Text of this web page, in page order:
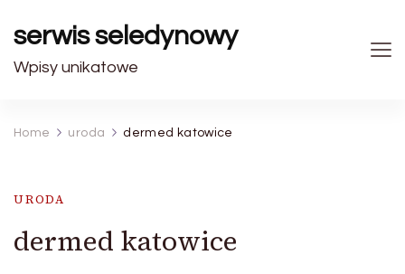
serwis seledynowy
Wpisy unikatowe
Home uroda dermed katowice
URODA
dermed katowice